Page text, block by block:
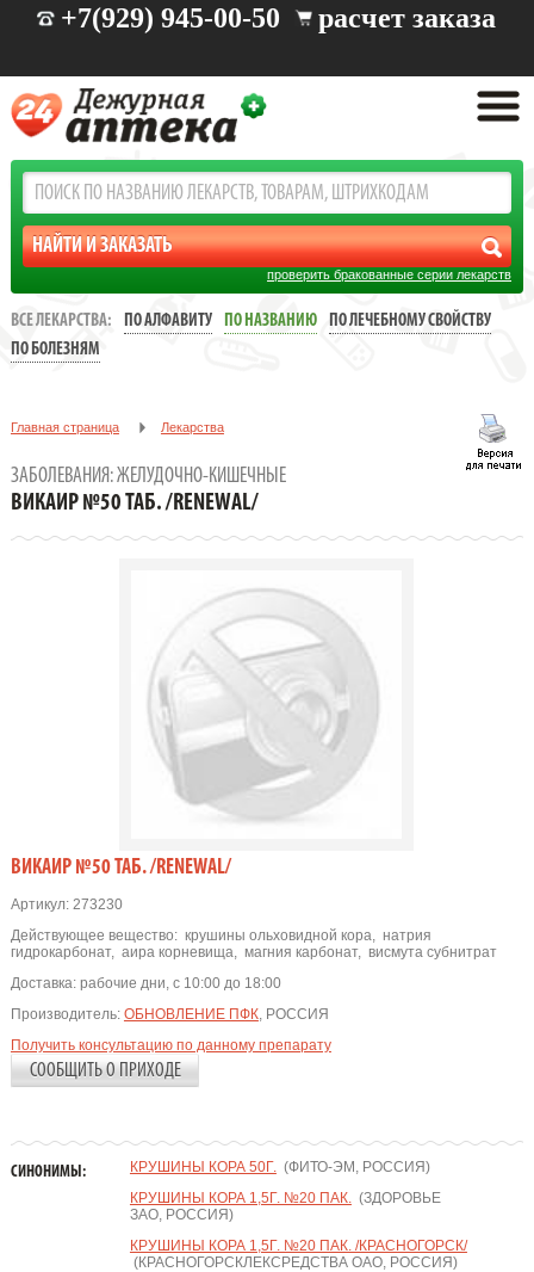
+7(929) 945-00-50 расчет заказа
проверить бракованные серии лекарств
ВСЕ ЛЕКАРСТВА: ПО АЛФАВИТУ ПО НАЗВАНИЮ
ПО ЛЕЧЕБНОМУ СВОЙСТВУ
ПО БОЛЕЗНЯМ
Главная страница Лекарства
ВИКАИР №50 ТАБ. /RENEWAL/
ЗАБОЛЕВАНИЯ: ЖЕЛУДОЧНО-КИШЕЧНЫЕ
ВИКАИР №50 ТАБ. /RENEWAL/
ВИКАИР №50 ТАБ. /RENEWAL/
Артикул:273230
Действующее вещество: крушины ольховидной кора, натрия
гидрокарбонат, аира корневища, магния карбонат, висмута субнитрат
Доставка: рабочие дни, с 10:00 до 18:00
Производитель: ОБНОВЛЕНИЕ ПФК, РОССИЯ
Получить консультацию по данному препарату
СООБЩИТЬ О ПРИХОДЕ
СИНОНИМЫ: КРУШИНЫ КОРА 50Г.(ФИТО-ЭМ, РОССИЯ)
КРУШИНЫ КОРА 1,5Г. №20 ПАК.(ЗДОРОВЬЕ
ЗАО, РОССИЯ)
КРУШИНЫ КОРА 1,5Г. №20 ПАК. /КРАСНОГОРСК/
(КРАСНОГОРСКЛЕКСРЕДСТВА ОАО, РОССИЯ)